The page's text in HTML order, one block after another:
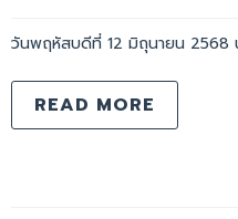
วันพฤหัสบดีที่ 12 มิถุนายน
READ MORE